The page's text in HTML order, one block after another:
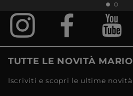
TUTTE LE NOVITÀ
Iscriviti e scopri le ultime